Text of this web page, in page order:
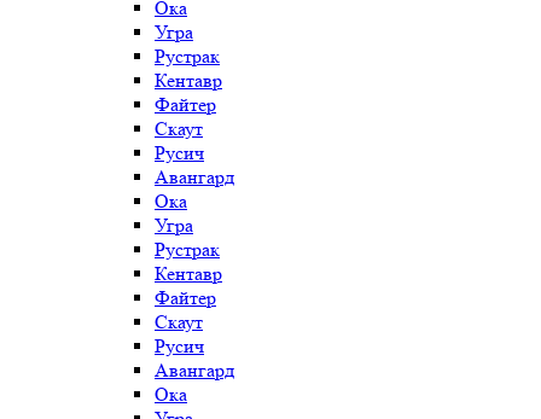
Ока
Угра
Рустрак
Кентавр
Файтер
Скаут
Русич
Авангард
Ока
Угра
Рустрак
Кентавр
Файтер
Скаут
Русич
Авангард
Ока